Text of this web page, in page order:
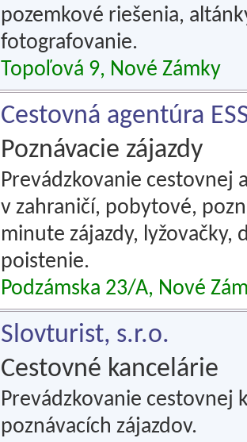
pozemkové riešenia,
fotografovanie.
Topoľová 9, Nové Zámky
Cestovná agentúra
Poznávacie zájazdy
Prevádzkovanie cestovnej
v zahraničí, pobytové,
minute zájazdy, lyžovačky,
poistenie.
Podzámska 23/A, Nové
Slovturist, s.r.o.
Cestovné kancelárie
Prevádzkovanie cestovnej
poznávacích zájazdov.